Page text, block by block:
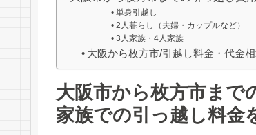
単身引越し
2人暮らし（夫婦・カップルなど）
3人家族・4人家族
大阪から枚方市/引越し料金・代金
大阪市から枚方市まで
家族での引っ越し料金